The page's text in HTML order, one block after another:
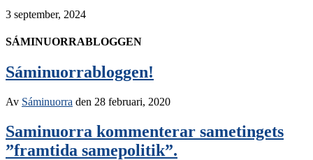
3 september, 2024
SÁMINUORRABLOGGEN
Sáminuorrabloggen!
Av Sáminuorra den 28 februari, 2020
Saminuorra kommenterar sametingets
”framtida samepolitik”.